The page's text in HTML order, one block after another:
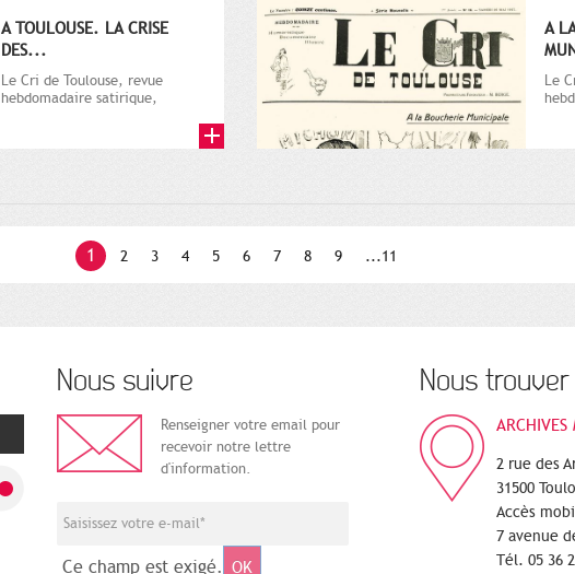
A TOULOUSE. LA CRISE
DES...
Le Cri de Toulouse, revue
hebdomadaire satirique,
A
Le
1 2 3 4 5 6 7 8 9 ...11
Nous suivre
Renseigner votre email pour
recevoir notre lettre
d'information.
Ce champ est exigé. OK
Nous trouver
ARCHIVES
2 rue des
31500
Accès
7 avenue
Tél. 05 36